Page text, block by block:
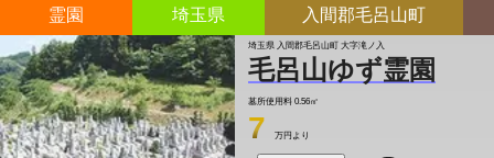
霊園 埼玉県 入間郡毛呂山町
埼玉県 入間郡毛呂山町 大字滝ノ入
毛呂山ゆず霊園
墓所使用料 0.56㎡
7 万円より